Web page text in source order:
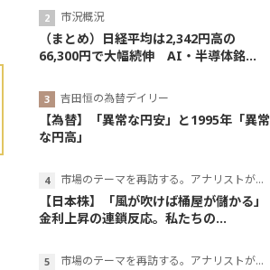
市況概況
（まとめ）日経平均は2,342円高の
66,300円で大幅続伸 AI・半導体銘...
吉田恒の為替デイリー
【為替】「異常な円安」と1995年「異常
な円高」
市場のテーマを再訪する。アナリストが読み解くテーマの本質
【日本株】「風が吹けば桶屋が儲かる」
金利上昇の連鎖反応。私たちの...
市場のテーマを再訪する。アナリストが読み解くテーマの本質